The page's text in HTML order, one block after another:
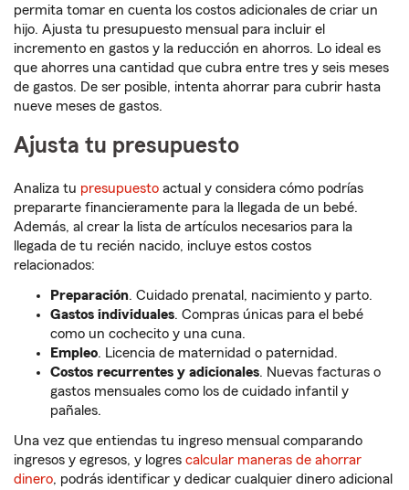
permita tomar en cuenta los costos adicionales de criar un
hijo. Ajusta tu presupuesto mensual para incluir el
incremento en gastos y la reducción en ahorros. Lo ideal es
que ahorres una cantidad que cubra entre tres y seis meses
de gastos. De ser posible, intenta ahorrar para cubrir hasta
nueve meses de gastos.
Ajusta tu presupuesto
Analiza tu presupuesto actual y considera cómo podrías
prepararte financieramente para la llegada de un bebé.
Además, al crear la lista de artículos necesarios para la
llegada de tu recién nacido, incluye estos costos
relacionados:
Preparación. Cuidado prenatal, nacimiento y parto.
Gastos individuales. Compras únicas para el bebé
como un cochecito y una cuna.
Empleo. Licencia de maternidad o paternidad.
Costos recurrentes y adicionales. Nuevas facturas o
gastos mensuales como los de cuidado infantil y
pañales.
Una vez que entiendas tu ingreso mensual comparando
ingresos y egresos, y logres calcular maneras de ahorrar
dinero, podrás identificar y dedicar cualquier dinero adicional